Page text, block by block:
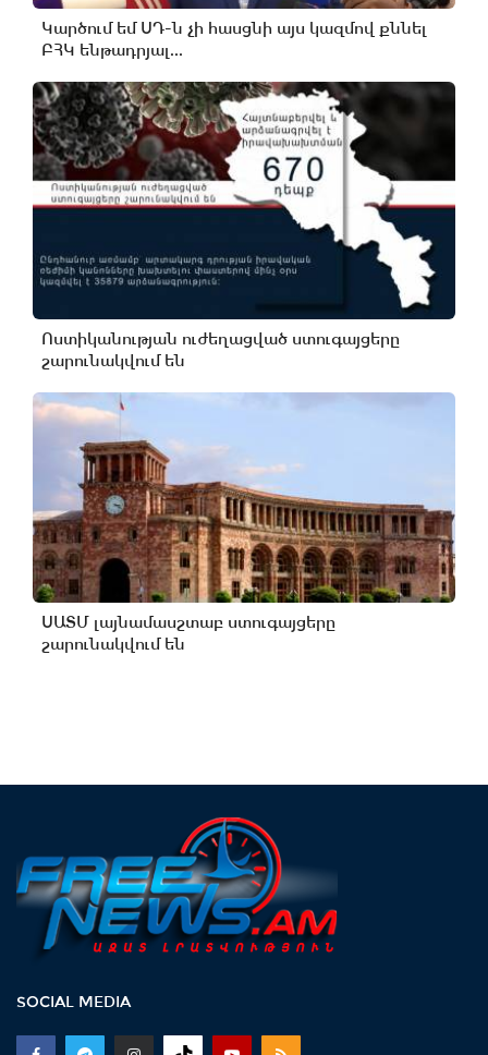
Կարծում եմ ՍԴ-ն չի հասցնի այս կազմով քննել
ԲՀԿ ենթադրյալ...
Ոստիկանության ուժեղացված ստուգայցերը
շարունակվում են
ՍԱՏՄ լայնամասշտաբ ստուգայցերը
շարունակվում են
SOCIAL MEDIA